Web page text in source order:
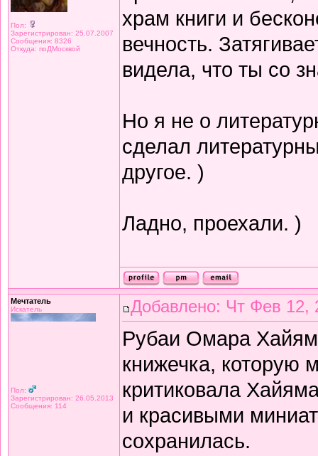
Пол:
Зарегистрирован: 25.07.2007
Сообщения: 8326
Откуда: поДМосквой
храм книги и
вечность.
видела, что ты со
Но я не о
сделал
другое. )
Ладно, проехали. )
Мечтатель
Искатель
Пол:
Зарегистрирован: 26.05.2013
Сообщения: 114
Добавлено: Чт Фев 12,
Рубаи Омара
книжечка, которую
критиковала
и красивыми
сохранилась.